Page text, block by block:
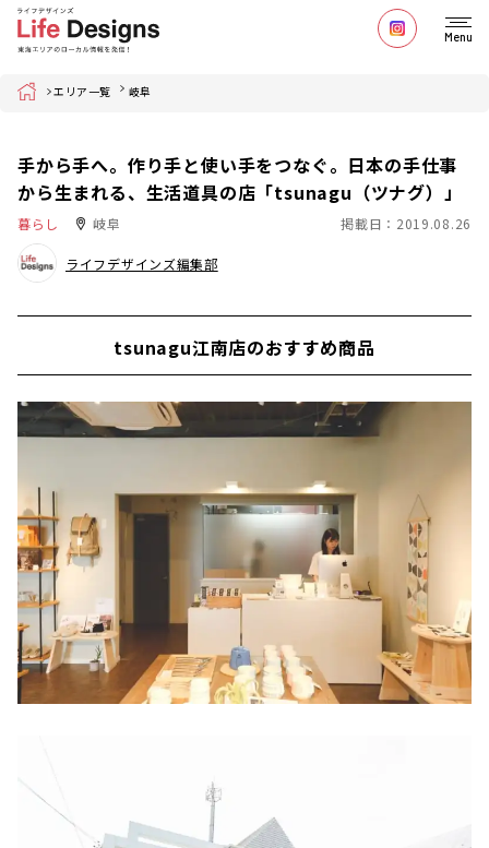
Menu
Home エリア一覧 岐阜
手から手へ。作り手と使い手をつなぐ。日本の手仕事
から生まれる、生活道具の店「tsunagu（ツナグ）」
暮らし 岐阜 掲載日：2019.08.26
ライフデザインズ編集部
tsunagu江南店のおすすめ商品